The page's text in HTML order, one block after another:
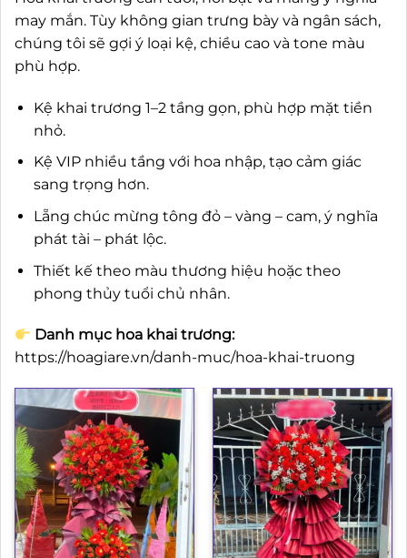
may mắn. Tùy không gian trưng bày và ngân sách,
chúng tôi sẽ gợi ý loại kệ, chiều cao và tone màu
phù hợp.
Kệ khai trương 1–2 tầng gọn, phù hợp mặt tiền
nhỏ.
Kệ VIP nhiều tầng với hoa nhập, tạo cảm giác
sang trọng hơn.
Lẵng chúc mừng tông đỏ – vàng – cam, ý nghĩa
phát tài – phát lộc.
Thiết kế theo màu thương hiệu hoặc theo
phong thủy tuổi chủ nhân.
Danh mục hoa khai trương:
https://hoagiare.vn/danh-muc/hoa-khai-truong